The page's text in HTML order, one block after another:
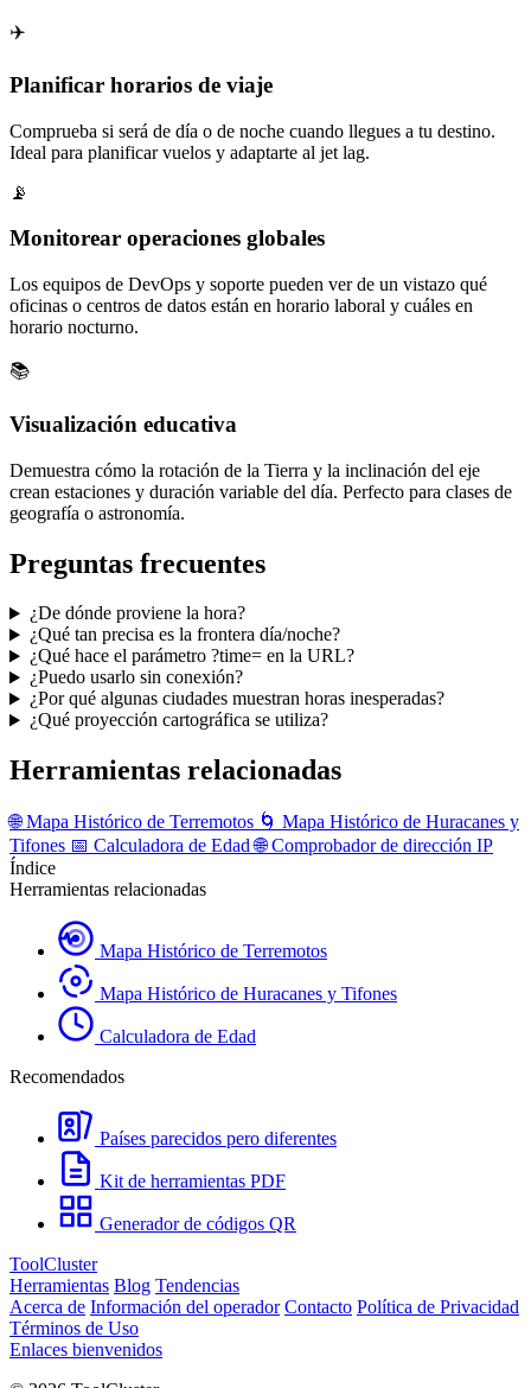
✈️
Planificar horarios de viaje
Comprueba si será de día o de noche cuando llegues a tu destino.
Ideal para planificar vuelos y adaptarte al jet lag.
📡
Monitorear operaciones globales
Los equipos de DevOps y soporte pueden ver de un vistazo qué
oficinas o centros de datos están en horario laboral y cuáles en
horario nocturno.
📚
Visualización educativa
Demuestra cómo la rotación de la Tierra y la inclinación del eje
crean estaciones y duración variable del día. Perfecto para clases de
geografía o astronomía.
Preguntas frecuentes
¿De dónde proviene la hora?
¿Qué tan precisa es la frontera día/noche?
¿Qué hace el parámetro ?time= en la URL?
¿Puedo usarlo sin conexión?
¿Por qué algunas ciudades muestran horas inesperadas?
¿Qué proyección cartográfica se utiliza?
Herramientas relacionadas
🌐Mapa Histórico de Terremotos 🌀 Mapa Histórico de Huracanes y
Tifones 📅 Calculadora de Edad🌐Comprobador de dirección IP
Índice
Herramientas relacionadas
Mapa Histórico de Terremotos
Mapa Histórico de Huracanes y Tifones
Calculadora de Edad
Recomendados
Países parecidos pero diferentes
Kit de herramientas PDF
Generador de códigos QR
ToolCluster
Herramientas Blog Tendencias
Acerca de Información del operador Contacto Política de Privacidad
Términos de Uso
Enlaces bienvenidos